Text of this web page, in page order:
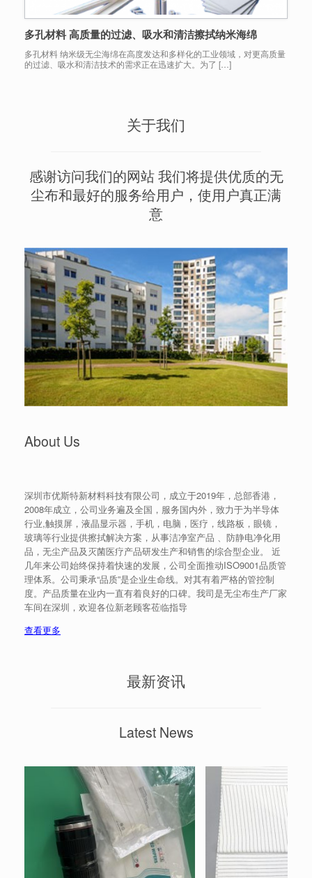
多孔材料 高质量的过滤、吸水和清洁擦拭纳米海绵
多孔材料 纳米级无尘海绵在高度发达和多样化的工业领域，对更高质量
的过滤、吸水和清洁技术的需求正在迅速扩大。为了 […]
关于我们
感谢访问我们的网站 我们将提供优质的无
尘布和最好的服务给用户，使用户真正满
意
About Us
深圳市优斯特新材料科技有限公司，成立于2019年，总部香港，
2008年成立，公司业务遍及全国，服务国内外，致力于为半导体
行业,触摸屏，液晶显示器，手机，电脑，医疗，线路板，眼镜，
玻璃等行业提供擦拭解决方案，从事洁净室产品 、防静电净化用
品，无尘产品及灭菌医疗产品研发生产和销售的综合型企业。 近
几年来公司始终保持着快速的发展，公司全面推动ISO9001品质管
理体系。公司秉承“品质”是企业生命线。对其有着严格的管控制
度。产品质量在业内一直有着良好的口碑。我司是无尘布生产厂家
车间在深圳，欢迎各位新老顾客莅临指导
查看更多
最新资讯
Latest News